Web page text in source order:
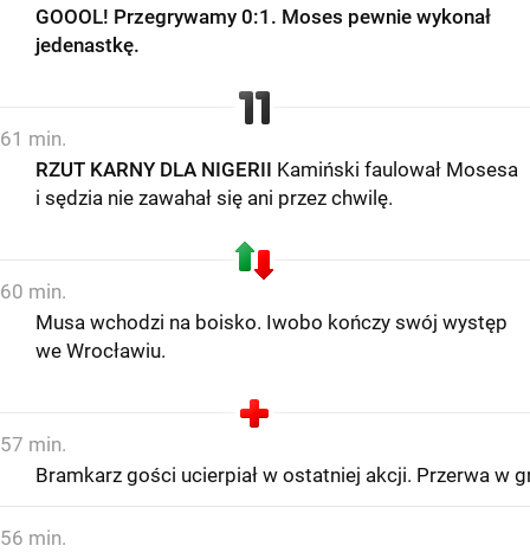
GOOOL! Przegrywamy 0:1. Moses pewnie wykonał
jedenastkę.
61 min.
RZUT KARNY DLA NIGERII Kamiński faulował Mosesa
i sędzia nie zawahał się ani przez chwilę.
60 min.
Musa wchodzi na boisko. Iwobo kończy swój występ
we Wrocławiu.
57 min.
Bramkarz gości ucierpiał w ostatniej akcji. Przerwa w
56 min.